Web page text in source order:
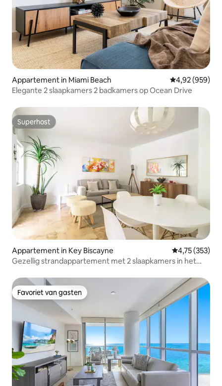
Appartement in Miami Beach Gemiddelde
4,92 (959)
Elegante 2 slaapkamers 2 badkamers op Ocean Drive
Superhost
Superhost
Appartement in Key Biscayne Gemiddelde
4,75 (353)
Gezellig strandappartement met 2 slaapkamers in het
Favoriet van gasten
Favoriet van gasten